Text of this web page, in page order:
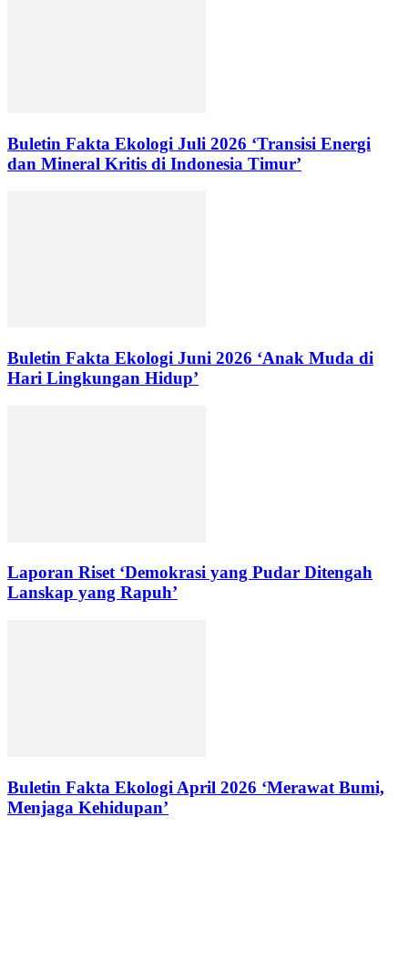
Buletin Fakta Ekologi Juli 2026 ‘Transisi Energi
dan Mineral Kritis di Indonesia Timur’
Buletin Fakta Ekologi Juni 2026 ‘Anak Muda di
Hari Lingkungan Hidup’
Laporan Riset ‘Demokrasi yang Pudar Ditengah
Lanskap yang Rapuh’
Buletin Fakta Ekologi April 2026 ‘Merawat Bumi,
Menjaga Kehidupan’